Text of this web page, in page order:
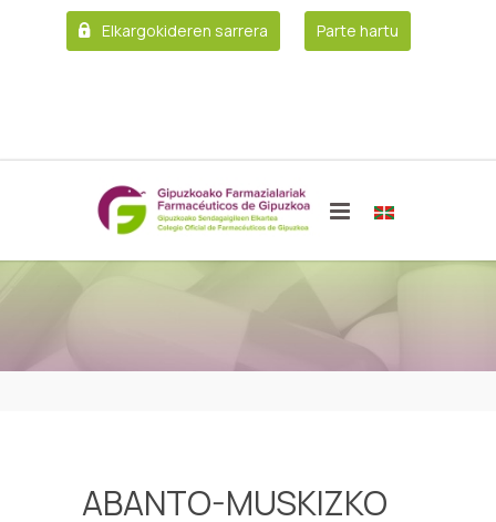
Elkargokideren sarrera Parte hartu
ABANTO-MUSKIZKO